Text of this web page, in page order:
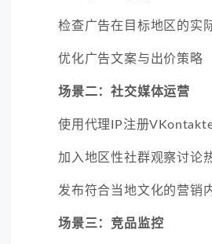
检查广告在目标地区的实
优化广告文案与出价策略
场景二：社交媒体运营
使用代理IP注册
加入地区性社群观察讨论
发布符合当地文化的营销
场景三：竞品监控